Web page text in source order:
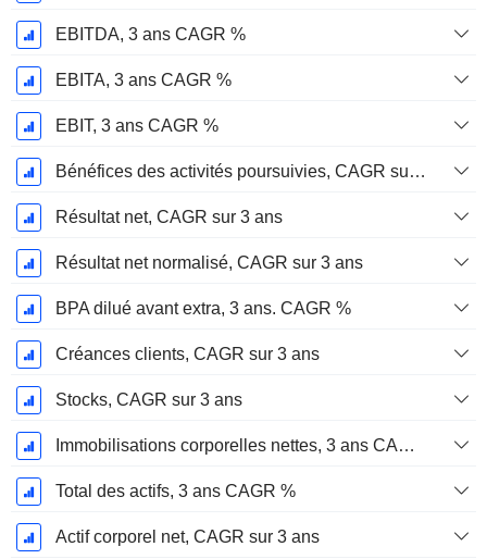
EBITDA, 3 ans CAGR %
EBITA, 3 ans CAGR %
EBIT, 3 ans CAGR %
Bénéfices des activités poursuivies, CAGR sur 3 ans
Résultat net, CAGR sur 3 ans
Résultat net normalisé, CAGR sur 3 ans
BPA dilué avant extra, 3 ans. CAGR %
Créances clients, CAGR sur 3 ans
Stocks, CAGR sur 3 ans
Immobilisations corporelles nettes, 3 ans CAGR %
Total des actifs, 3 ans CAGR %
Actif corporel net, CAGR sur 3 ans